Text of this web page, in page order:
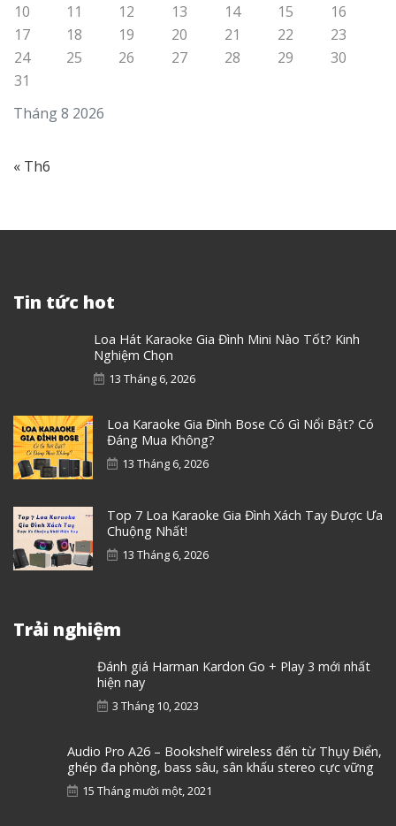
Tháng 8 2026
10
11 12 13 14 15
16
17
18 19 20 21 22
23
24
25 26 27 28 29
30
31
« Th6
Tin tức hot
Loa Hát Karaoke Gia Đình Mini Nào Tốt? Kinh
Nghiệm Chọn
13 Tháng 6, 2026
Loa Karaoke Gia Đình Bose Có Gì Nổi Bật? Có
Đáng Mua Không?
13 Tháng 6, 2026
Top 7 Loa Karaoke Gia Đình Xách Tay Được Ưa
Chuộng Nhất!
13 Tháng 6, 2026
Trải nghiệm
Đánh giá Harman Kardon Go + Play 3 mới nhất
hiện nay
3 Tháng 10, 2023
Audio Pro A26 – Bookshelf wireless đến từ Thụy Điển,
ghép đa phòng, bass sâu, sân khấu stereo cực vững
15 Tháng mười một, 2021